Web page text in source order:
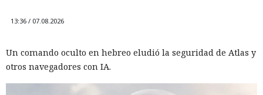
13:36 / 07.08.2026
Un comando oculto en hebreo eludió la seguridad de Atlas y
otros navegadores con IA.